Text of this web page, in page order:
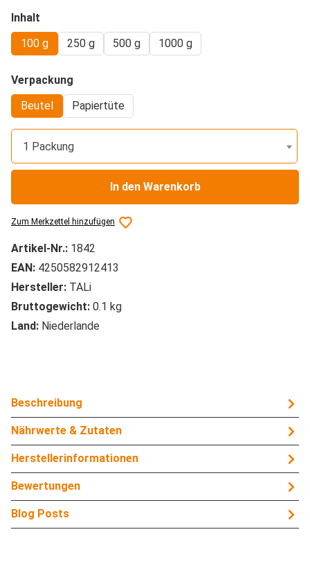
Inhalt
100 g
250 g 500 g 1000 g
Verpackung
Beutel
Papiertüte
1 Packung
In den Warenkorb
Zum Merkzettel hinzufügen
Artikel-Nr.: 1842
EAN: 4250582912413
Hersteller: TALi
Bruttogewicht: 0.1 kg
Land: Niederlande
Beschreibung
Nährwerte & Zutaten
Herstellerinformationen
Bewertungen
Blog Posts